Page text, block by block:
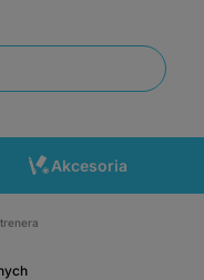
Akcesoria